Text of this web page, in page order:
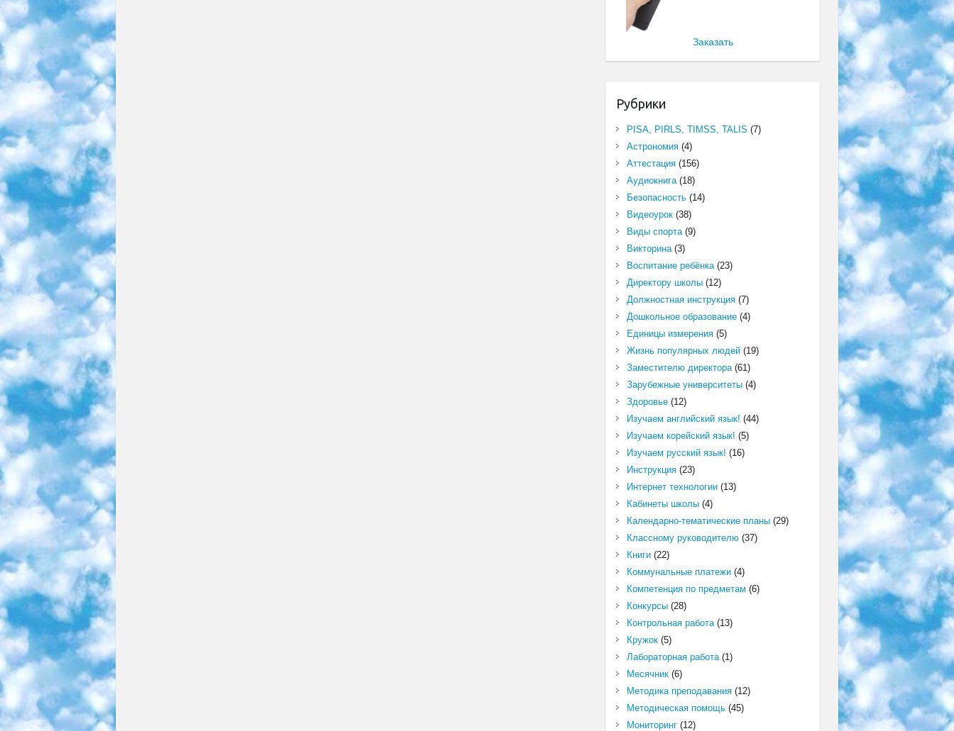
Заказать
Рубрики
PISA, PIRLS, TIMSS, TALIS (7)
Астрономия(4)
Аттестация(156)
Аудиокнига(18)
Безопасность(14)
Видеоурок(38)
Виды спорта(9)
Викторина(3)
Воспитание ребёнка(23)
Директору школы(12)
Должностная инструкция(7)
Дошкольное образование(4)
Единицы измерения(5)
Жизнь популярных людей(19)
Заместителю директора(61)
Зарубежные университеты(4)
Здоровье(12)
Изучаем английский язык! (44)
Изучаем корейский язык! (5)
Изучаем русский язык! (16)
Инструкция(23)
Интернет технологии(13)
Кабинеты школы(4)
Календарно-тематические планы(29)
Классному руководителю(37)
Книги(22)
Коммунальные платежи(4)
Компетенция по предметам (6)
Конкурсы(28)
Контрольная работа(13)
Кружок(5)
Лабораторная работа(1)
Месячник(6)
Методика преподавания(12)
Методическая помощь(45)
Мониторинг(12)